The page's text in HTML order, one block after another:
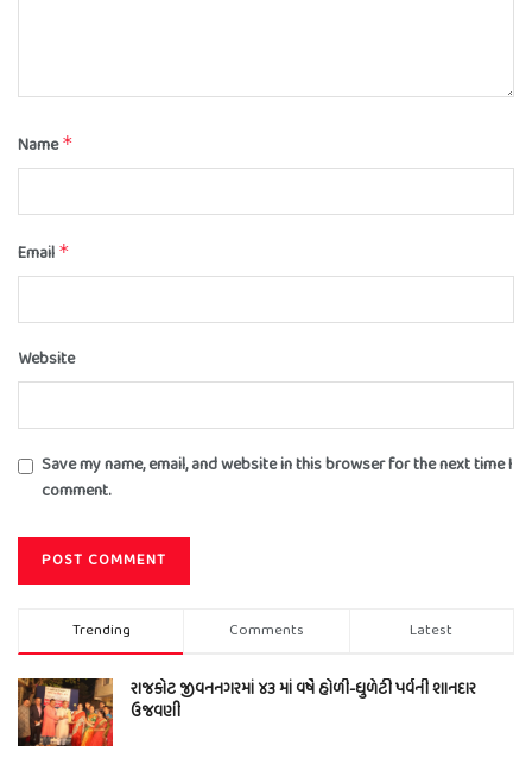
Name*
Email *
Website
Save my name, email, and website in this browser for the next time I
comment.
Trending Comments Latest
રાજકોટ જીવનનગરમાં ૪૩ માં વર્ષે હોળી-ધુળેટી પર્વની શાનદાર
ઉજવણી